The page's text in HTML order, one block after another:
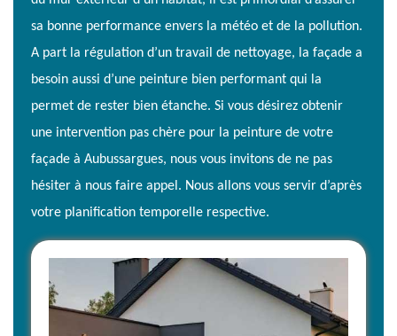
sa bonne performance envers la météo et de la pollution.
A part la régulation d’un travail de nettoyage, la façade a
besoin aussi d’une peinture bien performant qui la
permet de rester bien étanche. Si vous désirez obtenir
une intervention pas chère pour la peinture de votre
façade à Aubussargues, nous vous invitons de ne pas
hésiter à nous faire appel. Nous allons vous servir d’après
votre planification temporelle respective.